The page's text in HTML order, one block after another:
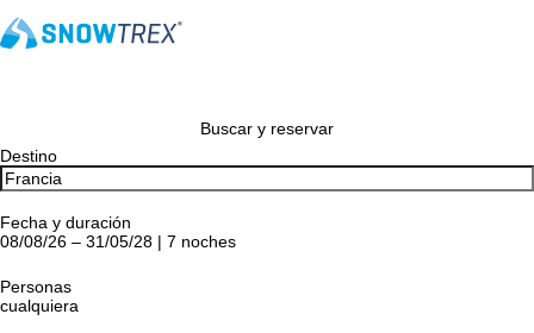
Buscar y reservar
Destino
Fecha y duración
08/08/26 – 31/05/28 | 7 noches
Personas
cualquiera